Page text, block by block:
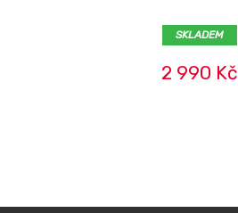
SKLADEM
2 990 Kč